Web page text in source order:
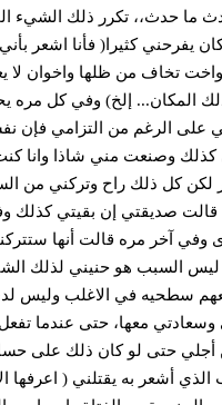
ما حدث،، تكرر ذلك الشيء
يفرحني كثيرا( فأنا اشعر
تخاف من ظلها واخوان لا
المكان... إلخ) وفي كل مره
الرغم من التزامي فإن
كذلك وصنعت مني شاذا وانا
لكن كل ذلك راح وتركني من
صديقتي إن بقيتي كذلك
وفي آخر مره قالت أنها
السبب هو حنيني لذلك
سطحيه في الاغلب وليس
وسعادتي معها، حتى عندما
أجلي حتى لو كان ذلك على